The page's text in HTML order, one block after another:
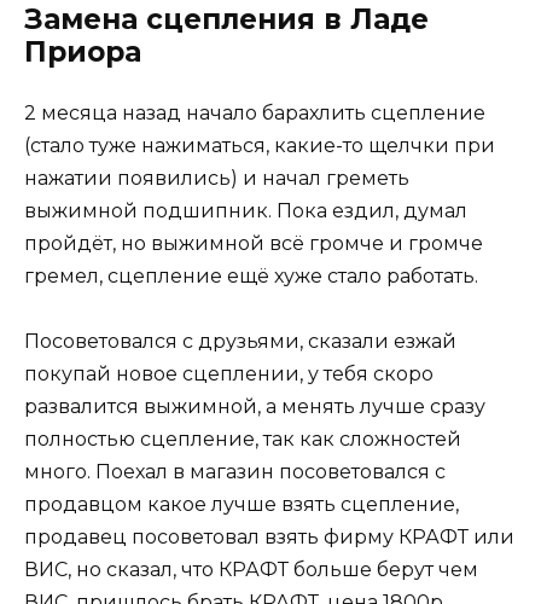
Замена сцепления в Ладе
Приора
2 месяца назад начало барахлить сцепление
(стало туже нажиматься, какие-то щелчки при
нажатии появились) и начал греметь
выжимной подшипник. Пока ездил, думал
пройдёт, но выжимной всё громче и громче
гремел, сцепление ещё хуже стало работать.
Посоветовался с друзьями, сказали езжай
покупай новое сцеплении, у тебя скоро
развалится выжимной, а менять лучше сразу
полностью сцепление, так как сложностей
много. Поехал в магазин посоветовался с
продавцом какое лучше взять сцепление,
продавец посоветовал взять фирму КРАФТ или
ВИС, но сказал, что КРАФТ больше берут чем